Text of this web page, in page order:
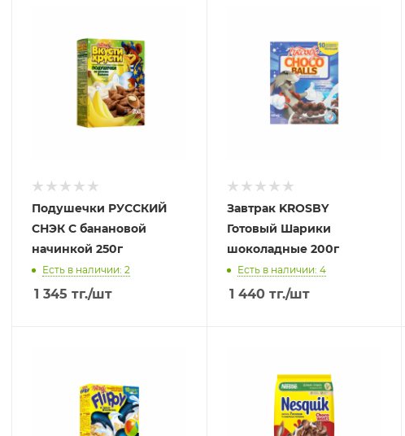
Подушечки РУССКИЙ
СНЭК С банановой
начинкой 250г
Есть в наличии: 2
1 345 тг./шт
Завтрак KROSBY
Готовый Шарики
шоколадные 200г
Есть в наличии: 4
1 440тг./шт